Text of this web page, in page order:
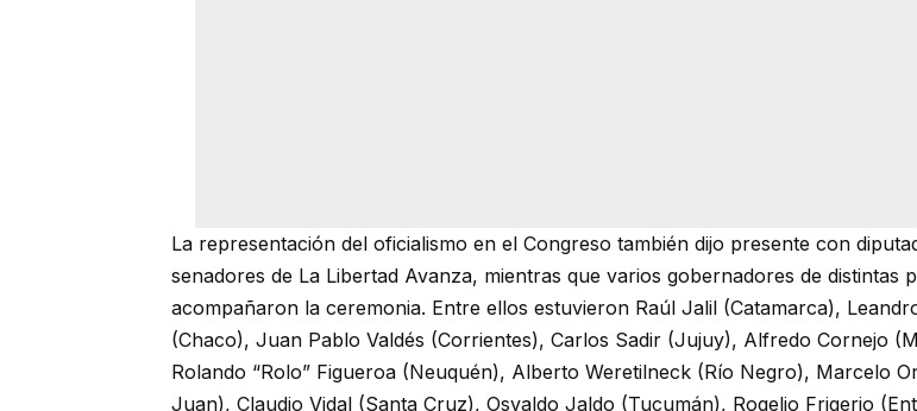
La representación del oficialismo en el Congreso también dijo presente con
senadores de La Libertad Avanza, mientras que varios gobernadores de distintas
acompañaron la ceremonia. Entre ellos estuvieron Raúl Jalil (Catamarca),
(Chaco), Juan Pablo Valdés (Corrientes), Carlos Sadir (Jujuy), Alfredo Cornejo
Rolando “Rolo” Figueroa (Neuquén), Alberto Weretilneck (Río Negro), Marcelo
Juan), Claudio Vidal (Santa Cruz), Osvaldo Jaldo (Tucumán), Rogelio Frigerio